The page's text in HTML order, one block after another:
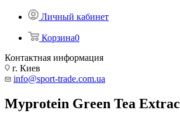
Личный кабинет
Корзина0
Контактная информация
г. Киев
info@sport-trade.com.ua
Myprotein Green Tea